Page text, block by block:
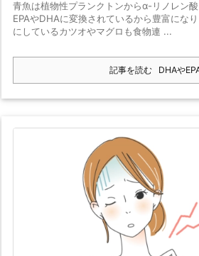
青魚は植物性プランクトンからα-リノレン
EPAやDHAに変換されているから豊富にな
にしているカツオやマグロも食物連 ...
記事を読む DHAや